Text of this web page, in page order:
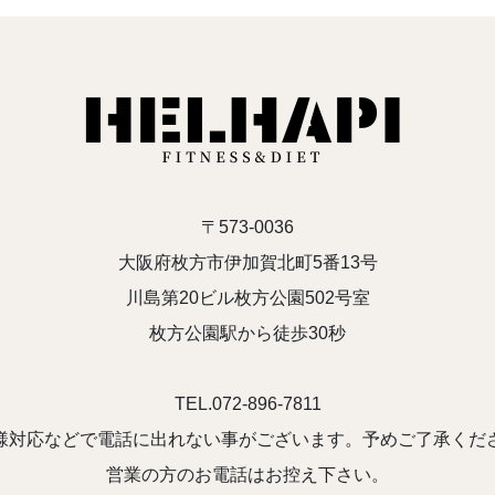
〒573-0036
大阪府枚方市伊加賀北町5番13号
川島第20ビル枚方公園502号室
枚方公園駅から徒歩30秒
TEL.072-896-7811
対応などで電話に出れない事がございます。予めご了承くだ
営業の方のお電話はお控え下さい。